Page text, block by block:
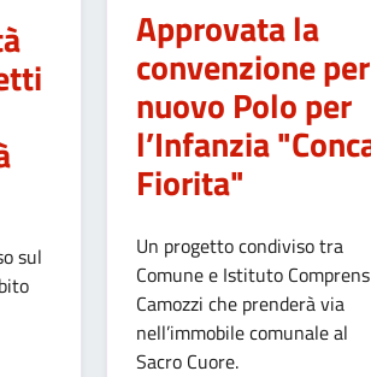
sul
Approvata la
convenzione
nuovo Polo per
l’Infanzia
Fiorita"
Un progetto condiviso tra
Comune e Istituto
Camozzi che prenderà via
nell’immobile comunale al
Sacro Cuore.